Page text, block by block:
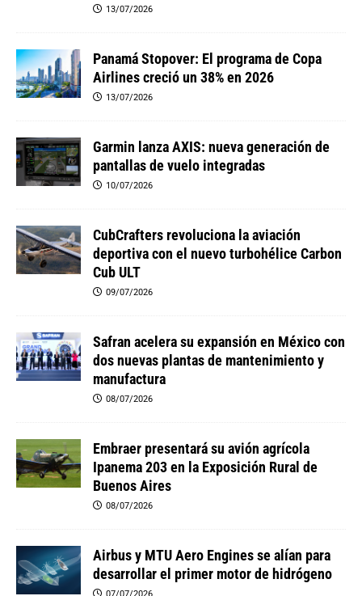
13/07/2026
Panamá Stopover: El programa de Copa
Airlines creció un 38% en 2026
13/07/2026
Garmin lanza AXIS: nueva generación de
pantallas de vuelo integradas
10/07/2026
CubCrafters revoluciona la aviación
deportiva con el nuevo turbohélice Carbon
Cub ULT
09/07/2026
Safran acelera su expansión en México con
dos nuevas plantas de mantenimiento y
manufactura
08/07/2026
Embraer presentará su avión agrícola
Ipanema 203 en la Exposición Rural de
Buenos Aires
08/07/2026
Airbus y MTU Aero Engines se alían para
desarrollar el primer motor de hidrógeno